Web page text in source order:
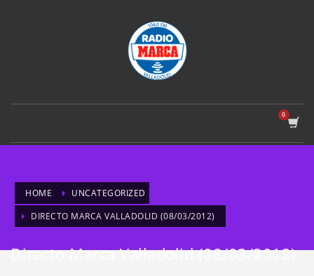
HOME
UNCATEGORIZED
DIRECTO MARCA VALLADOLID (08/03/2012)
Directo Marca Valladolid (08/03/2012)